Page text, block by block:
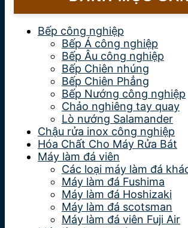
Bếp công nghiệp
Bếp Á công nghiệp
Bếp Âu công nghiệp
Bếp Chiên nhúng
Bếp Chiên Phẳng
Bếp Nướng công nghiệp
Chảo nghiêng tay quay
Lò nướng Salamander
Chậu rửa inox công nghiệp
Hóa Chất Cho Máy Rửa Bát
Máy làm đá viên
Các loại máy làm đá
Máy làm đá Fushima
Máy làm đá Hoshizaki
Máy làm đá scotsman
Máy làm đá viên Fuji Air